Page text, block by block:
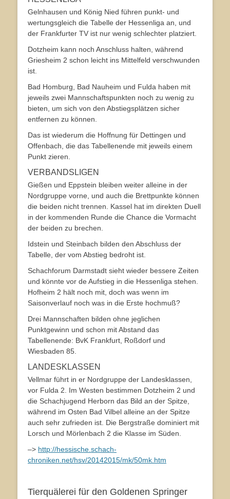
Gelnhausen und König Nied führen punkt- und
wertungsgleich die Tabelle der Hessenliga an, und
der Frankfurter TV ist nur wenig schlechter platziert.
Dotzheim kann noch Anschluss halten, während
Griesheim 2 schon leicht ins Mittelfeld verschwunden
ist.
Bad Homburg, Bad Nauheim und Fulda haben mit
jeweils zwei Mannschaftspunkten noch zu wenig zu
bieten, um sich von den Abstiegsplätzen sicher
entfernen zu können.
Das ist wiederum die Hoffnung für Dettingen und
Offenbach, die das Tabellenende mit jeweils einem
Punkt zieren.
VERBANDSLIGEN
Gießen und Eppstein bleiben weiter alleine in der
Nordgruppe vorne, und auch die Brettpunkte können
die beiden nicht trennen. Kassel hat im direkten Duell
in der kommenden Runde die Chance die Vormacht
der beiden zu brechen.
Idstein und Steinbach bilden den Abschluss der
Tabelle, der vom Abstieg bedroht ist.
Schachforum Darmstadt sieht wieder bessere Zeiten
und könnte vor de Aufstieg in die Hessenliga stehen.
Hofheim 2 hält noch mit, doch was wenn im
Saisonverlauf noch was in die Erste hochmuß?
Drei Mannschaften bilden ohne jeglichen
Punktgewinn und schon mit Abstand das
Tabellenende: BvK Frankfurt, Roßdorf und
Wiesbaden 85.
LANDESKLASSEN
Vellmar führt in er Nordgruppe der Landesklassen,
vor Fulda 2. Im Westen bestimmen Dotzheim 2 und
die Schachjugend Herborn das Bild an der Spitze,
während im Osten Bad Vilbel alleine an der Spitze
auch sehr zufrieden ist. Die Bergstraße dominiert mit
Lorsch und Mörlenbach 2 die Klasse im Süden.
–> http://hessische.schach-
chroniken.net/hsv/20142015/mk/50mk.htm
Tierquälerei für den Goldenen Springer